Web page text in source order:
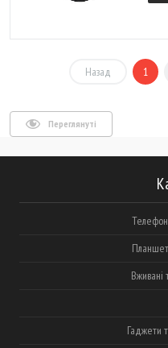
Назад 1
Переглянуті
Вживані
Гаджети